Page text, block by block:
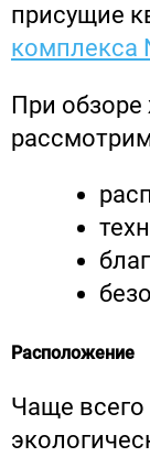
присущие
комплекса
При
Расположение
Чаще всего